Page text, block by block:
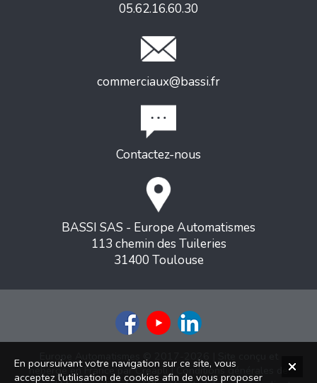
05.62.16.60.30
commerciaux@bassi.fr
Contactez-nous
BASSI SAS - Europe Automatismes
113 chemin des Tuileries
31400 Toulouse
Europe Automatismes © 2017-2026 | Site conçu et
hébergé en France parCreapli| Conditions générales de
En poursuivant votre navigation sur ce site, vous
acceptez l'utilisation de cookies afin de vous proposer